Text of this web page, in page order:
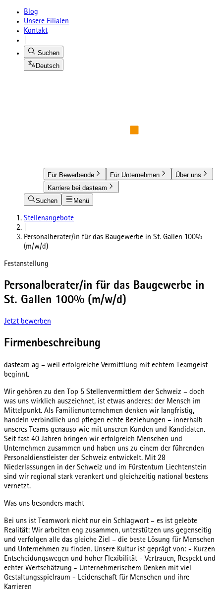
Blog
Unsere Filialen
Kontakt
Suchen
Deutsch
Für Bewerbende Für Unternehmen
Über uns
Karriere bei dasteam
Suchen
Menü
Stellenangebote
Personalberater/in für das Baugewerbe in St. Gallen 100%
(m/w/d)
Festanstellung
Personalberater/in für das Baugewerbe in
St. Gallen 100% (m/w/d)
Jetzt bewerben
Firmenbeschreibung
dasteam ag – weil erfolgreiche Vermittlung mit echtem Teamgeist
beginnt.
Wir gehören zu den Top 5 Stellenvermittlern der Schweiz – doch
was uns wirklich auszeichnet, ist etwas anderes: der Mensch im
Mittelpunkt. Als Familienunternehmen denken wir langfristig,
handeln verbindlich und pflegen echte Beziehungen – innerhalb
unseres Teams genauso wie mit unseren Kunden und Kandidaten.
Seit fast 40 Jahren bringen wir erfolgreich Menschen und
Unternehmen zusammen und haben uns zu einem der führenden
Personaldienstleister der Schweiz entwickelt. Mit 28
Niederlassungen in der Schweiz und im Fürstentum Liechtenstein
sind wir regional stark verankert und gleichzeitig national bestens
vernetzt.
Was uns besonders macht
Bei uns ist Teamwork nicht nur ein Schlagwort – es ist gelebte
Realität: Wir arbeiten eng zusammen, unterstützen uns gegenseitig
und verfolgen alle das gleiche Ziel – die beste Lösung für Menschen
und Unternehmen zu finden. Unsere Kultur ist geprägt von: - Kurzen
Entscheidungswegen und hoher Flexibilität - Vertrauen, Respekt und
echter Wertschätzung - Unternehmerischem Denken mit viel
Gestaltungsspielraum - Leidenschaft für Menschen und ihre
Karrieren